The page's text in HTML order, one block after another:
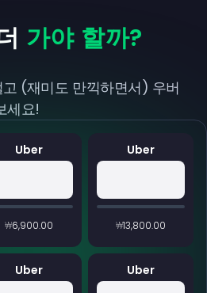
Uber
₩6,900.00
Uber
₩13,800.00
Uber Uber
가야 할까?
(재미도 만끽하면서) 우버
세요!